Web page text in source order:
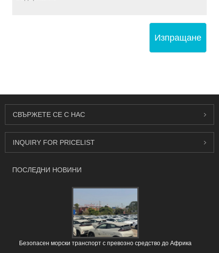
Изпращане
СВЪРЖЕТЕ СЕ С НАС
INQUIRY FOR PRICELIST
ПОСЛЕДНИ НОВИНИ
Безопасен морски транспорт с превозно средство до Африка